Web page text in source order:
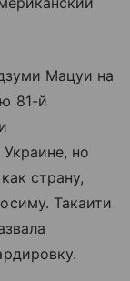
Мацуи на
81-й
но
страну,
Такаити